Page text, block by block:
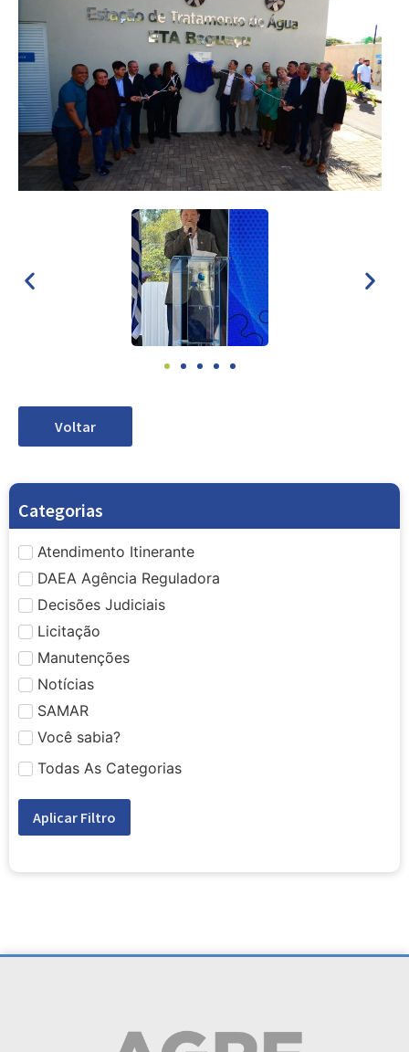
Voltar
Categorias
Atendimento Itinerante
DAEA Agência Reguladora
Decisões Judiciais
Licitação
Manutenções
Notícias
SAMAR
Você sabia?
Todas As Categorias
Aplicar Filtro